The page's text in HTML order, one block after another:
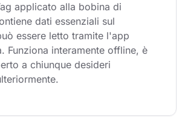
applicato alla bobina di
dati essenziali sul
essere letto tramite l'app
Funziona interamente offline, è
a chiunque desideri